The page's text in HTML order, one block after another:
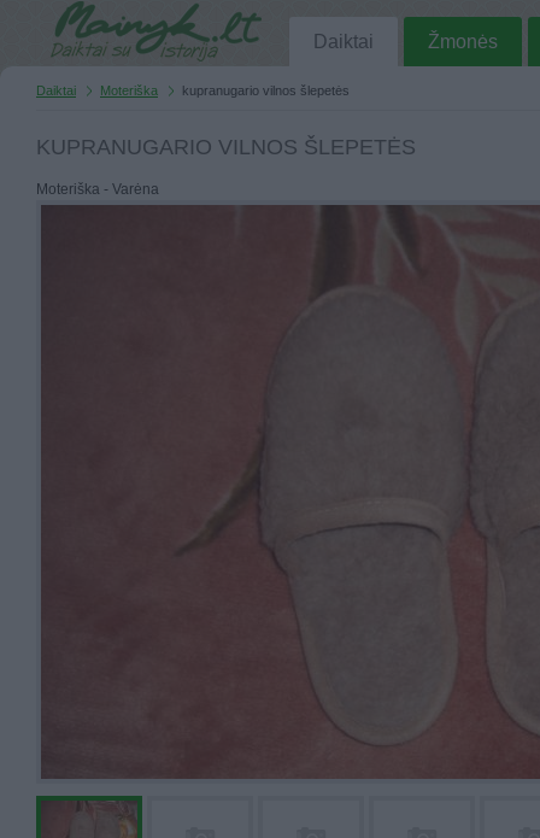
Daiktai Žmonės
Daiktai Moteriška kupranugario vilnos šlepetės
KUPRANUGARIO VILNOS ŠLEPETĖS
Moteriška - Varėna